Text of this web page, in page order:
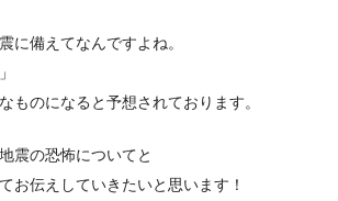
に備えてなんですよね。
ものになると予想されております。
震の恐怖についてと
お伝えしていきたいと思います！